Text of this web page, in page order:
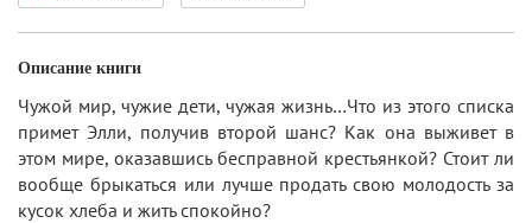
Описание книги
Чужой мир, чужие дети, чужая жизнь…Что из этого списка
примет Элли, получив второй шанс? Как она выживет в
этом мире, оказавшись бесправной крестьянкой? Стоит ли
вообще брыкаться или лучше продать свою молодость за
кусок хлеба и жить спокойно?